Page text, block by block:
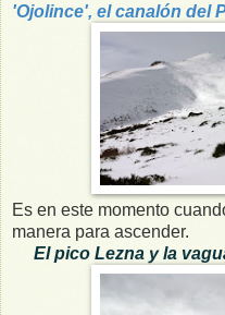
'Ojolince', el canalón del
Es en este momento
manera para ascender.
El pico Lezna y la